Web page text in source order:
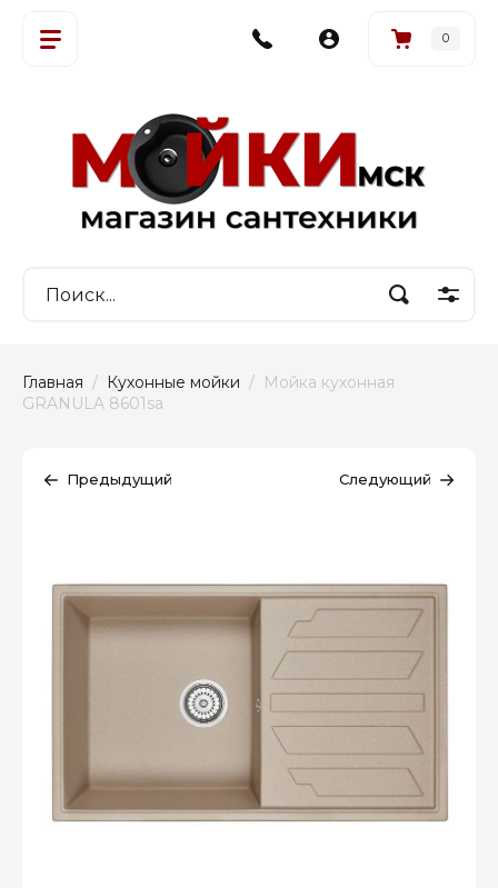
0
Главная / Кухонные мойки /  Мойка кухонная
GRANULA 8601sa
Предыдущий Следующий